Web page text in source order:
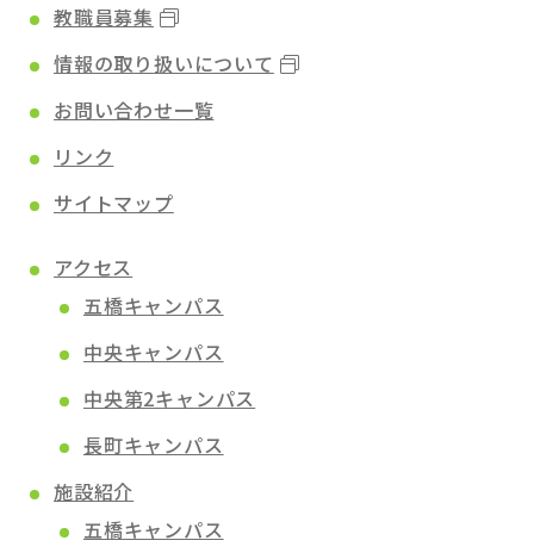
教職員募集
情報の取り扱いについて
お問い合わせ一覧
リンク
サイトマップ
アクセス
五橋キャンパス
中央キャンパス
中央第2キャンパス
長町キャンパス
施設紹介
五橋キャンパス